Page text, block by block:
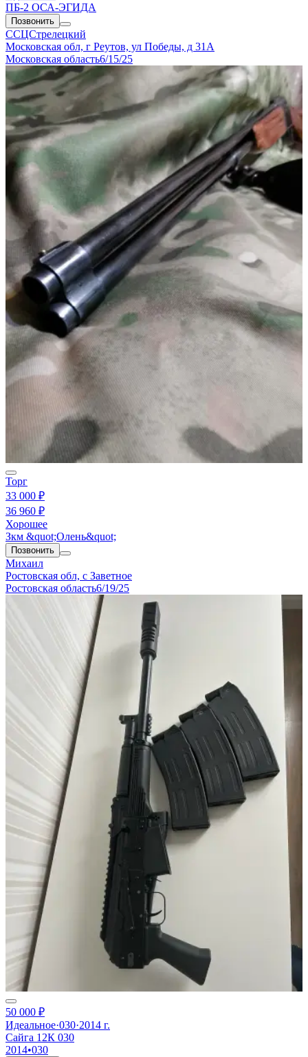
ПБ-2 ОСА-ЭГИДА
Позвонить
ССЦСтрелецкий
Московская обл, г Реутов, ул Победы, д 31А
Московская область6/15/25
Торг
33 000 ₽
36 960 ₽
Хорошее
Зкм &quot;Олень&quot;
Позвонить
Михаил
Ростовская обл, с Заветное
Ростовская область6/19/25
50 000 ₽
Идеальное·030·2014 г.
Сайга 12К 030
2014•030